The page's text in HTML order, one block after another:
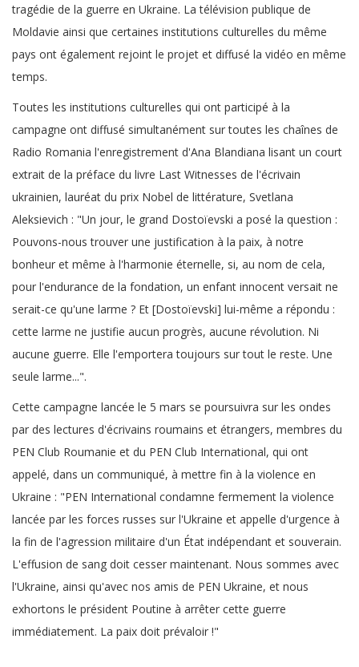
tragédie de la guerre en Ukraine. La télévision publique de
Moldavie ainsi que certaines institutions culturelles du même
pays ont également rejoint le projet et diffusé la vidéo en même
temps.
Toutes les institutions culturelles qui ont participé à la
campagne ont diffusé simultanément sur toutes les chaînes de
Radio Romania l'enregistrement d'Ana Blandiana lisant un court
extrait de la préface du livre Last Witnesses de l'écrivain
ukrainien, lauréat du prix Nobel de littérature, Svetlana
Aleksievich : "Un jour, le grand Dostoïevski a posé la question :
Pouvons-nous trouver une justification à la paix, à notre
bonheur et même à l'harmonie éternelle, si, au nom de cela,
pour l'endurance de la fondation, un enfant innocent versait ne
serait-ce qu'une larme ? Et [Dostoïevski] lui-même a répondu :
cette larme ne justifie aucun progrès, aucune révolution. Ni
aucune guerre. Elle l'emportera toujours sur tout le reste. Une
seule larme...".
Cette campagne lancée le 5 mars se poursuivra sur les ondes
par des lectures d'écrivains roumains et étrangers, membres du
PEN Club Roumanie et du PEN Club International, qui ont
appelé, dans un communiqué, à mettre fin à la violence en
Ukraine : "PEN International condamne fermement la violence
lancée par les forces russes sur l'Ukraine et appelle d'urgence à
la fin de l'agression militaire d'un État indépendant et souverain.
L'effusion de sang doit cesser maintenant. Nous sommes avec
l'Ukraine, ainsi qu'avec nos amis de PEN Ukraine, et nous
exhortons le président Poutine à arrêter cette guerre
immédiatement. La paix doit prévaloir !"